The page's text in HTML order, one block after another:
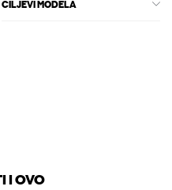
CILJEVI MODELA
I OVO